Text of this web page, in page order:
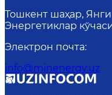
Тошкент шаҳар,
Энергетиклар
Электрон почта:
info@minenergy.uz